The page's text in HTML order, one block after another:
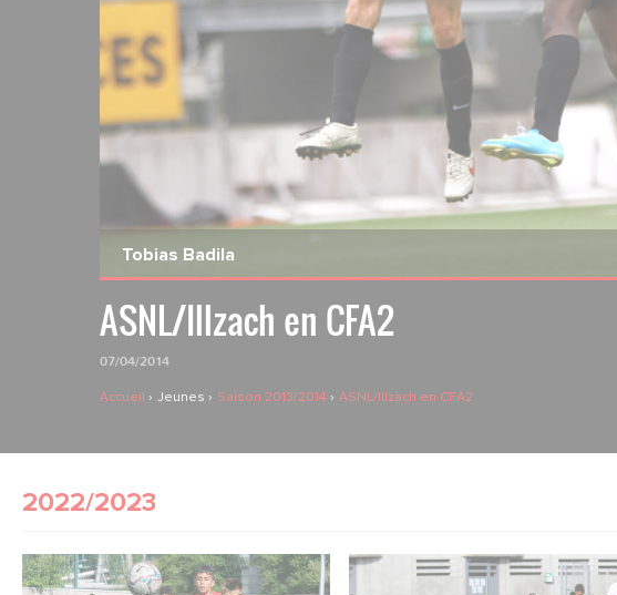
Romain Bauchet
3 19
ASNL/Illzach en CFA2
07/04/2014
Accueil Jeunes Saison 2013/2014 ASNL/Illzach en CFA2
2022/2023